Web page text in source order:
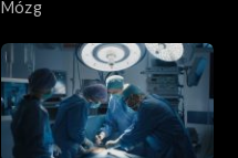
Mózg